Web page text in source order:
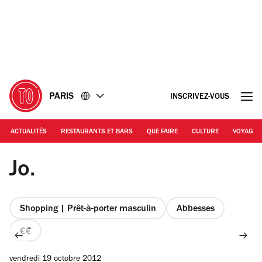
PARIS INSCRIVEZ-VOUS
ACTUALITÉS RESTAURANTS ET BARS QUE FAIRE CULTURE VOYAGE
©EP
Jo.
Shopping | Prêt-à-porter masculin Abbesses
prix
vendredi 19 octobre 2012